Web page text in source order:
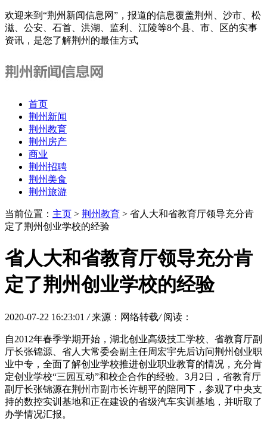
欢迎来到“荆州新闻信息网”，报道的信息覆盖荆州、沙市、松
滋、公安、石首、洪湖、监利、江陵等8个县、市、区的实事
资讯，是您了解荆州的最佳方式
首页
荆州新闻
荆州教育
荆州房产
商业
荆州招聘
荆州美食
荆州旅游
当前位置： 主页 > 荆州教育 > 省人大和省教育厅领导充分肯
定了荆州创业学校的经验
省人大和省教育厅领导充分肯
定了荆州创业学校的经验
2020-07-22 16:23:01 / 来源：网络转载/ 阅读：
自2012年春季学期开始，湖北创业高级技工学校、省教育厅副
厅长张锦源、省人大常委会副主任周宏宇先后访问荆州创业职
业中专，全面了解创业学校推进创业职业教育的情况，充分肯
定创业学校“三园互动”和校企合作的经验。3月2日，省教育厅
副厅长张锦源在荆州市副市长许朝平的陪同下，参观了中央支
持的数控实训基地和正在建设的省级汽车实训基地，并听取了
办学情况汇报。